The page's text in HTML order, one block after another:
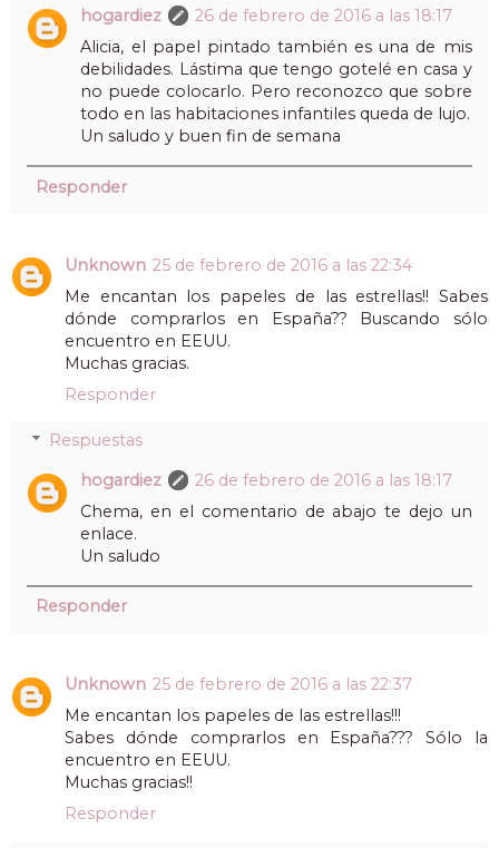
hogardiez
26 de febrero de 2016 a las 18:17
Alicia, el papel pintado también es una de mis
debilidades. Lástima que tengo gotelé en casa y
no puede colocarlo. Pero reconozco que sobre
todo en las habitaciones infantiles queda de lujo.
Un saludo y buen fin de semana
Responder
Unknown 25 de febrero de 2016 a las 22:34
Me encantan los papeles de las estrellas!! Sabes
dónde comprarlos en España?? Buscando sólo
encuentro en EEUU.
Muchas gracias.
Responder
Respuestas
hogardiez
26 de febrero de 2016 a las 18:17
Chema, en el comentario de abajo te dejo un
enlace.
Un saludo
Responder
Unknown 25 de febrero de 2016 a las 22:37
Me encantan los papeles de las estrellas!!!
Sabes dónde comprarlos en España??? Sólo la
encuentro en EEUU.
Muchas gracias!!
Responder